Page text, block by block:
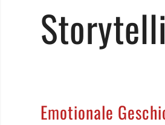
Emotionale